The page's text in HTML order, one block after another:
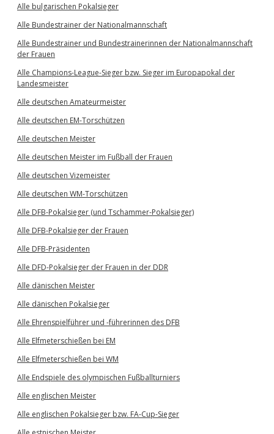
Alle bulgarischen Pokalsieger
Alle Bundestrainer der Nationalmannschaft
Alle Bundestrainer und Bundestrainerinnen der Nationalmannschaft
der Frauen
Alle Champions-League-Sieger bzw. Sieger im Europapokal der
Landesmeister
Alle deutschen Amateurmeister
Alle deutschen EM-Torschützen
Alle deutschen Meister
Alle deutschen Meister im Fußball der Frauen
Alle deutschen Vizemeister
Alle deutschen WM-Torschützen
Alle DFB-Pokalsieger (und Tschammer-Pokalsieger)
Alle DFB-Pokalsieger der Frauen
Alle DFB-Präsidenten
Alle DFD-Pokalsieger der Frauen in der DDR
Alle dänischen Meister
Alle dänischen Pokalsieger
Alle Ehrenspielführer und -führerinnen des DFB
Alle Elfmeterschießen bei EM
Alle Elfmeterschießen bei WM
Alle Endspiele des olympischen Fußballturniers
Alle englischen Meister
Alle englischen Pokalsieger bzw. FA-Cup-Sieger